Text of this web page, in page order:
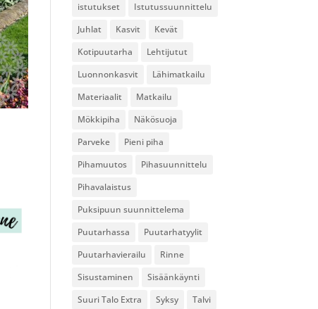
istutukset
Istutussuunnittelu
Juhlat
Kasvit
Kevät
Kotipuutarha
Lehtijutut
Luonnonkasvit
Lähimatkailu
Materiaalit
Matkailu
Mökkipiha
Näkösuoja
Parveke
Pieni piha
Pihamuutos
Pihasuunnittelu
Pihavalaistus
Puksipuun suunnittelema
Puutarhassa
Puutarhatyylit
Puutarhavierailu
Rinne
Sisustaminen
Sisäänkäynti
Suuri Talo Extra
Syksy
Talvi